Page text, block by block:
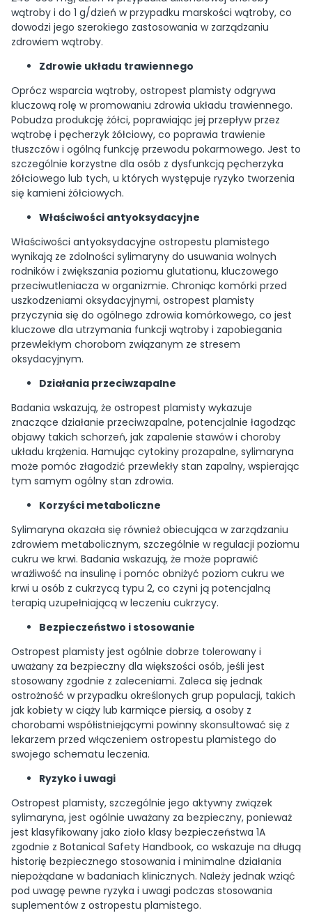
wątroby i do 1 g/dzień w przypadku marskości wątroby, co
dowodzi jego szerokiego zastosowania w zarządzaniu
zdrowiem wątroby.
Zdrowie układu trawiennego
Oprócz wsparcia wątroby, ostropest plamisty odgrywa
kluczową rolę w promowaniu zdrowia układu trawiennego.
Pobudza produkcję żółci, poprawiając jej przepływ przez
wątrobę i pęcherzyk żółciowy, co poprawia trawienie
tłuszczów i ogólną funkcję przewodu pokarmowego. Jest to
szczególnie korzystne dla osób z dysfunkcją pęcherzyka
żółciowego lub tych, u których występuje ryzyko tworzenia
się kamieni żółciowych.
Właściwości antyoksydacyjne
Właściwości antyoksydacyjne ostropestu plamistego
wynikają ze zdolności sylimaryny do usuwania wolnych
rodników i zwiększania poziomu glutationu, kluczowego
przeciwutleniacza w organizmie. Chroniąc komórki przed
uszkodzeniami oksydacyjnymi, ostropest plamisty
przyczynia się do ogólnego zdrowia komórkowego, co jest
kluczowe dla utrzymania funkcji wątroby i zapobiegania
przewlekłym chorobom związanym ze stresem
oksydacyjnym.
Działania przeciwzapalne
Badania wskazują, że ostropest plamisty wykazuje
znaczące działanie przeciwzapalne, potencjalnie łagodząc
objawy takich schorzeń, jak zapalenie stawów i choroby
układu krążenia. Hamując cytokiny prozapalne, sylimaryna
może pomóc złagodzić przewlekły stan zapalny, wspierając
tym samym ogólny stan zdrowia.
Korzyści metaboliczne
Sylimaryna okazała się również obiecująca w zarządzaniu
zdrowiem metabolicznym, szczególnie w regulacji poziomu
cukru we krwi. Badania wskazują, że może poprawić
wrażliwość na insulinę i pomóc obniżyć poziom cukru we
krwi u osób z cukrzycą typu 2, co czyni ją potencjalną
terapią uzupełniającą w leczeniu cukrzycy.
Bezpieczeństwo i stosowanie
Ostropest plamisty jest ogólnie dobrze tolerowany i
uważany za bezpieczny dla większości osób, jeśli jest
stosowany zgodnie z zaleceniami. Zaleca się jednak
ostrożność w przypadku określonych grup populacji, takich
jak kobiety w ciąży lub karmiące piersią, a osoby z
chorobami współistniejącymi powinny skonsultować się z
lekarzem przed włączeniem ostropestu plamistego do
swojego schematu leczenia.
Ryzyko i uwagi
Ostropest plamisty, szczególnie jego aktywny związek
sylimaryna, jest ogólnie uważany za bezpieczny, ponieważ
jest klasyfikowany jako zioło klasy bezpieczeństwa 1A
zgodnie z Botanical Safety Handbook, co wskazuje na długą
historię bezpiecznego stosowania i minimalne działania
niepożądane w badaniach klinicznych. Należy jednak wziąć
pod uwagę pewne ryzyka i uwagi podczas stosowania
suplementów z ostropestu plamistego.